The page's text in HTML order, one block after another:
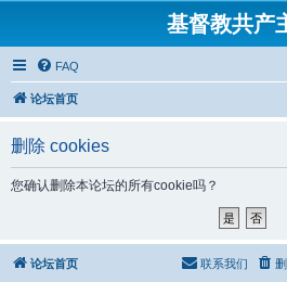
基督教共产
FAQ
论坛首页
删除 cookies
您确认删除本论坛的所有cookie吗？
论坛首页 联系我们